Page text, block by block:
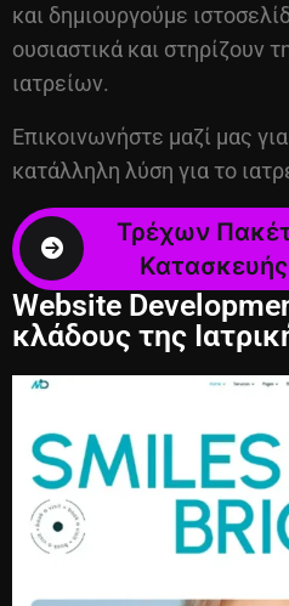
και δημιουργούμε
ουσιαστικά και στηρίζουν
ιατρείων.
Επικοινωνήστε μαζί μας
κατάλληλη λύση για το
Website
κλάδους της